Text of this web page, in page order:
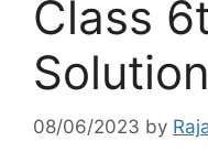
Class
08/06/2023 by